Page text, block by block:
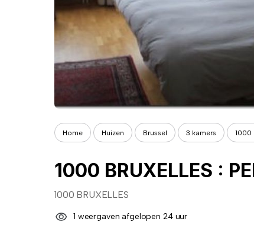
Home Huizen Brussel 3 kamers 1000
1000 BRUXELLES
1 weergaven afgelopen 24 uur